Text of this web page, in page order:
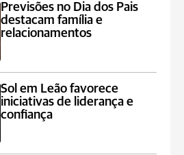
Previsões no Dia dos Pais
destacam família e
relacionamentos
Sol em Leão favorece
iniciativas de liderança e
confiança